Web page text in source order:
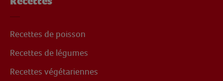
Recettes de poisson
Recettes de légumes
Recettes végétariennes